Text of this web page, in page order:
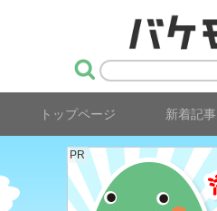
トップページ 新着記事
PR